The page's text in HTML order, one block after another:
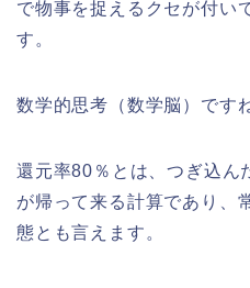
で物事を捉えるクセが付い
す。
数学的思考（数学脳）です
還元率80％とは、つぎ込ん
が帰って来る計算であり、
態とも言えます。